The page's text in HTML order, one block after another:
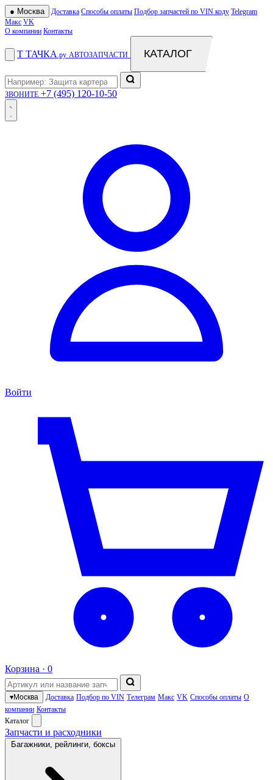
● Москва Доставка Способы оплаты Подбор запчастей по VIN коду Telegram
Макс VK
О компании Контакты
Т ТАЧКА .ру АВТОЗАПЧАСТИ КАТАЛОГ
ЗВОНИТЕ +7 (495) 120-10-50
Войти
Корзина · 0
▾Москва Доставка Подбор по VIN Телеграм Макс VK Способы оплаты О
компании Контакты
Каталог
Запчасти и расходники
Багажники, рейлинги, боксы